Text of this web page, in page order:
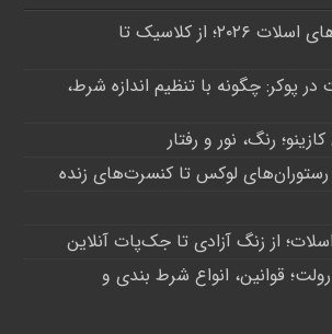
راهنمای انواع بازی‌های اسلات ۲۰۲۶؛ از کلاسیک تا
پوکر: چگونه با تنظیم اندازه شرط،
رنگ، نور و رفتار
رستوران‌های لوکس تا کنسرت‌های زنده
از زنگ آزادی تا جک‌پات‌ آنلاین
قوانین، انواع شرط بندی و